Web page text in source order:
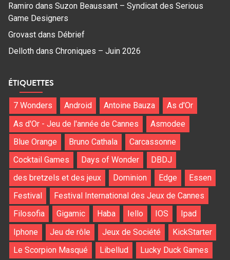
Ramiro dans Suzon Beaussant – Syndicat des Serious
Game Designers
Grovast dans Débrief
Delloth dans Chroniques – Juin 2026
ÉTIQUETTES
7 Wonders Android Antoine Bauza
As d'Or
As d'Or - Jeu de l'année de Cannes
Asmodee
Blue Orange
Bruno Cathala
Carcassonne
Cocktail Games
Days of Wonder
DBDJ
des bretzels et des jeux
Dominion Edge
Essen
Festival
Festival International des Jeux de Cannes
Filosofia
Gigamic Haba Iello IOS
Ipad
Iphone
Jeu de rôle Jeux de Société
KickStarter
Le Scorpion Masqué
Libellud Lucky Duck Games